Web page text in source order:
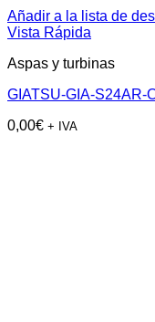
Añadir a la lista de
Vista Rápida
Aspas y turbinas
GIATSU-GIA-S24AR-
0,00€ + IVA